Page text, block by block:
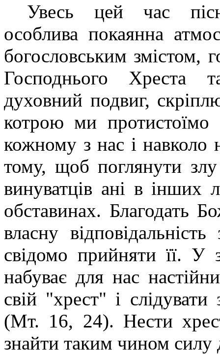
Увесь цей час
особлива покаянна
богословським змістом,
Господнього Хреста
духовний подвиг,
котрою ми
кожному з нас і навколо
тому, щоб поглянути
винуватців ані в інших
обставинах. Благодать
власну
свідомо прийняти її. У
набуває для нас
свій "хрест" і
(Мт. 16, 24). Нести
знайти таким чином силу